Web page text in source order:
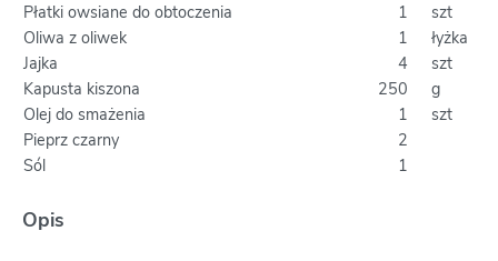
Płatki owsiane do obtoczenia
1
szt
Oliwa z oliwek
1
łyżka
Jajka
4
szt
Kapusta kiszona
250
g
Olej do smażenia
1
szt
Pieprz czarny
2
Sól
1
Opis